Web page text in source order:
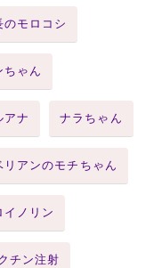
のモロコシ
ちゃん
アナ ナラちゃん
リアンのモチちゃん
イノリン
チン注射